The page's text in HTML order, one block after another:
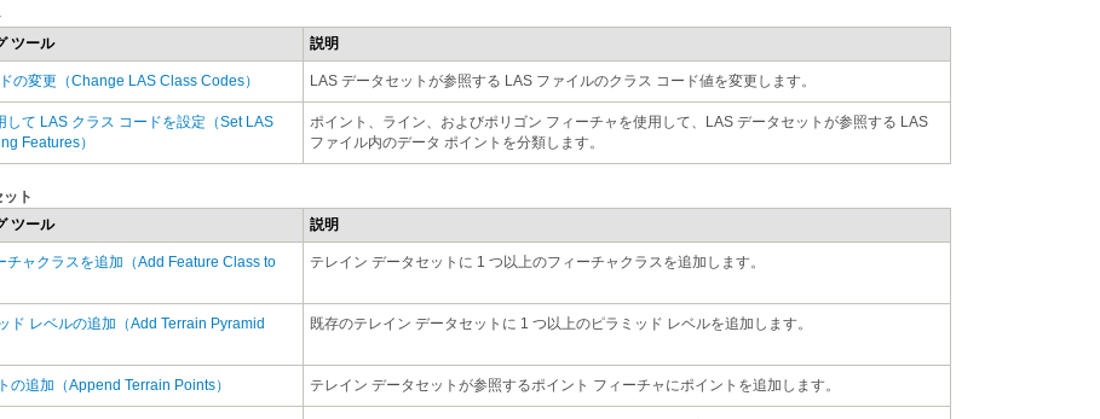
ツール
説明
の変更（Change LAS Class Codes） LAS データセットが参照する LAS ファイルのクラス コード値を変更します。
Features） ファイル内のデータ ポイントを分類します。
ト
ツール
説明
テレイン データセットに 1 つ以上のフィーチャクラスを追加します。
既存のテレイン データセットに 1 つ以上のピラミッド レベルを追加します。
の追加（Append Terrain Points） テレイン データセットが参照するポイント フィーチャにポイントを追加します。